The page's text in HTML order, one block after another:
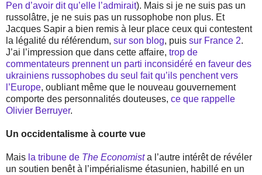
Pen d’avoir dit qu’elle l’admirait). Mais si je ne suis pas un
russolâtre, je ne suis pas un russophobe non plus. Et
Jacques Sapir a bien remis à leur place ceux qui contestent
la légalité du référendum, sur son blog, puis sur France 2.
J’ai l’impression que dans cette affaire, trop de
commentateurs prennent un parti inconsidéré en faveur des
ukrainiens russophobes du seul fait qu’ils penchent vers
l’Europe, oubliant même que le nouveau gouvernement
comporte des personnalités douteuses, ce que rappelle
Olivier Berruyer.
Un occidentalisme à courte vue
Mais la tribune de The Economista l’autre intérêt de révéler
un soutien benêt à l’impérialisme étasunien, habillé en un